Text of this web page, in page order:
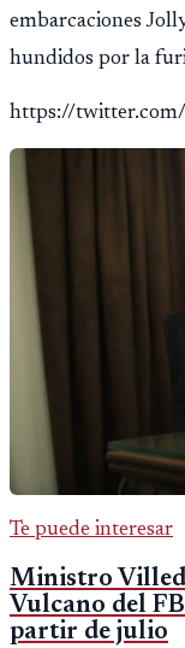
embarcaciones
hundidos por la
https://
Te puede interesar
Ministro
Vulcano del
partir de julio